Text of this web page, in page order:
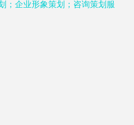
；企业形象策划；咨询策划服